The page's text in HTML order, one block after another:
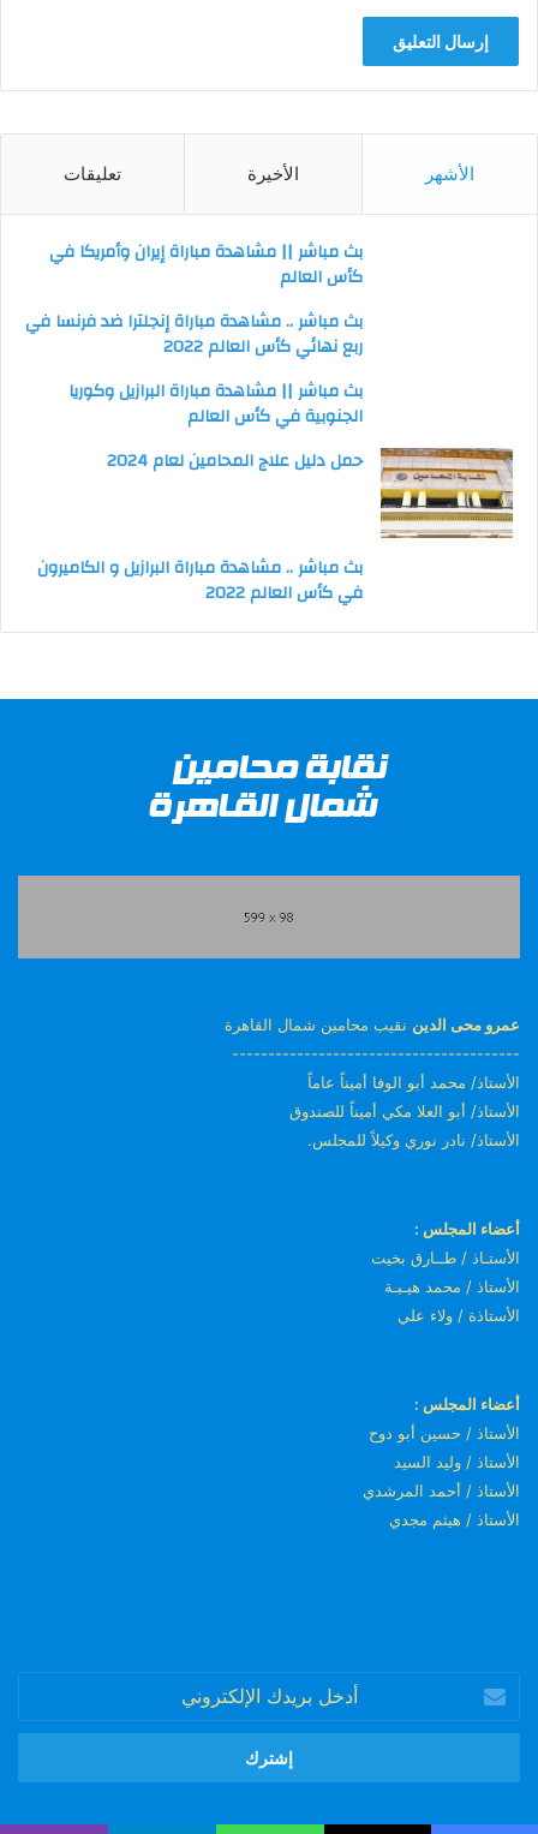
الأشهر الأخيرة تعليقات
بث مباشر || مشاهدة مباراة إيران وأمريكا في
كأس العالم
بث مباشر .. مشاهدة مباراة إنجلترا ضد فرنسا في
ربع نهائي كأس العالم 2022
بث مباشر || مشاهدة مباراة البرازيل وكوريا
الجنوبية في كأس العالم
حمل دليل علاج المحامين لعام 2024
بث مباشر .. مشاهدة مباراة البرازيل و الكاميرون
في كأس العالم 2022
عمرو محى الدين نقيب محامين شمال القاهرة
----------------------------------------
الأستاذ/ محمد أبو الوفا أميناً عاماً
الأستاذ/ أبو العلا مكي أميناً للصندوق
الأستاذ/ نادر نوري وكيلاً للمجلس.
أعضاء المجلس :
الأستـاذ / طــارق بخيت
الأستاذ / محمد هيـبـة
الأستاذة / ولاء علي
أعضاء المجلس :
الأستاذ / حسين أبو دوح
الأستاذ / وليد السيد
الأستاذ / أحمد المرشدي
الأستاذ / هيثم مجدي
بريدك
الإلكتروني